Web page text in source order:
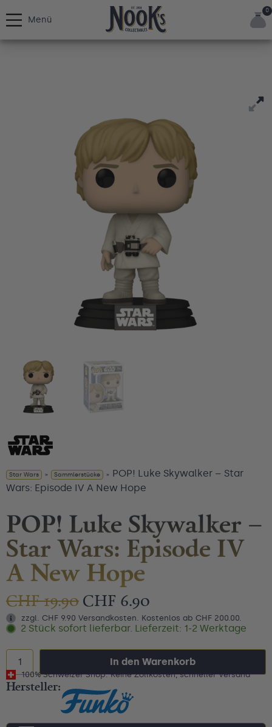
0
Menü
Star Wars » Sammlerstücke » POP! Luke Skywalker – Star
Wars: Episode IV A New Hope
POP! Luke Skywalker –
Star Wars: Episode IV
A New Hope
CHF19.90 CHF 6.90
zzgl. CHF 9.90 Versandkosten. Kostenlos ab CHF 200.00.
2 Stück sofort lieferbar. Lieferzeit: 1-2 Werktage
In den Warenkorb
100% Schweizer Shop: Keine Zollkosten, schneller Versand
Hersteller: